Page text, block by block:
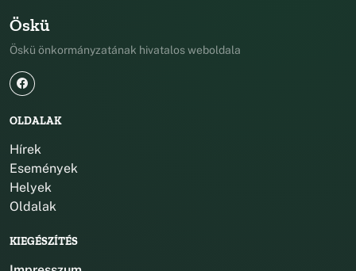
Öskü
Öskü önkormányzatának hivatalos weboldala
OLDALAK
Hírek
Események
Helyek
Oldalak
KIEGÉSZÍTÉS